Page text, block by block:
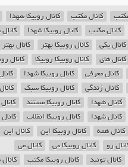
کانال مکتب کانال روبیکا شهدا
کانال مکتب کانال روبیکا شهدا
کانال یکی کانال روبیکا بهتر
کانال بهتر
کانال های کانال روبیکا روبیکا
کانال
کانال معرفی کانال روبیکا شهدا
کانال زندگی کانال روبیکا سبک
کانال شهدا کانال روبیکا مستند
کانال شهدا کانال روبیکا انقلاب
کانال همه کانال روبیکا این
کانال این
رو کانال روبیکا می
کانال می
کانال تونید کانال روبیکا مکتب